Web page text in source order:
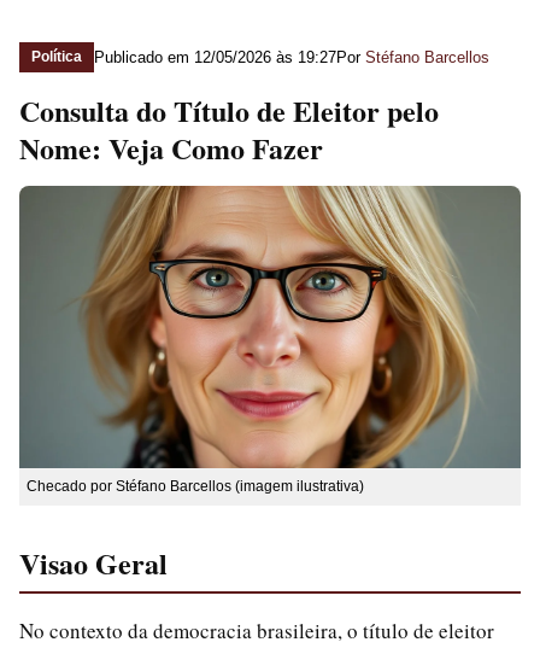
Política Publicado em 12/05/2026 às 19:27Por Stéfano Barcellos
Consulta do Título de Eleitor pelo
Nome: Veja Como Fazer
Checado por Stéfano Barcellos (imagem ilustrativa)
Visao Geral
No contexto da democracia brasileira, o título de eleitor